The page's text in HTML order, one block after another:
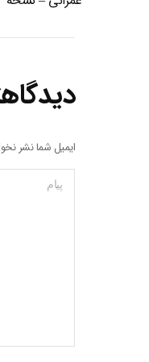
ایمیل شما نشر
پیام